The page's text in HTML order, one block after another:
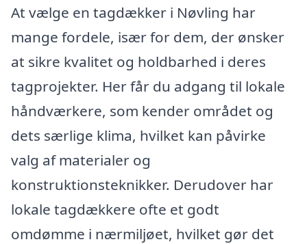
At vælge en tagdækker i Nøvling har
mange fordele, især for dem, der ønsker
at sikre kvalitet og holdbarhed i deres
tagprojekter. Her får du adgang til lokale
håndværkere, som kender området og
dets særlige klima, hvilket kan påvirke
valg af materialer og
konstruktionsteknikker. Derudover har
lokale tagdækkere ofte et godt
omdømme i nærmiljøet, hvilket gør det